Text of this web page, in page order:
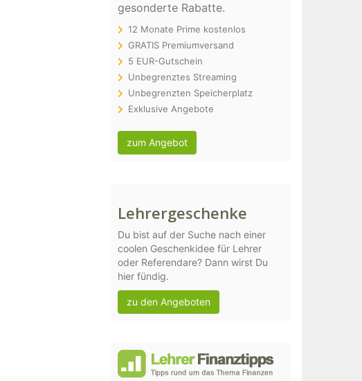
gesonderte Rabatte.
12 Monate Prime kostenlos
GRATIS Premiumversand
5 EUR-Gutschein
Unbegrenztes Streaming
Unbegrenzten Speicherplatz
Exklusive Angebote
zum Angebot
Lehrergeschenke
Du bist auf der Suche nach einer
coolen Geschenkidee für Lehrer
oder Referendare? Dann wirst Du
hier fündig.
zu den Angeboten